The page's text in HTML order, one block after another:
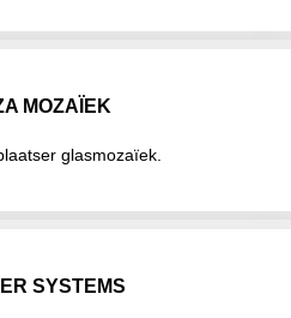
MOZAÏEK
glasmozaïek.
SYSTEMS